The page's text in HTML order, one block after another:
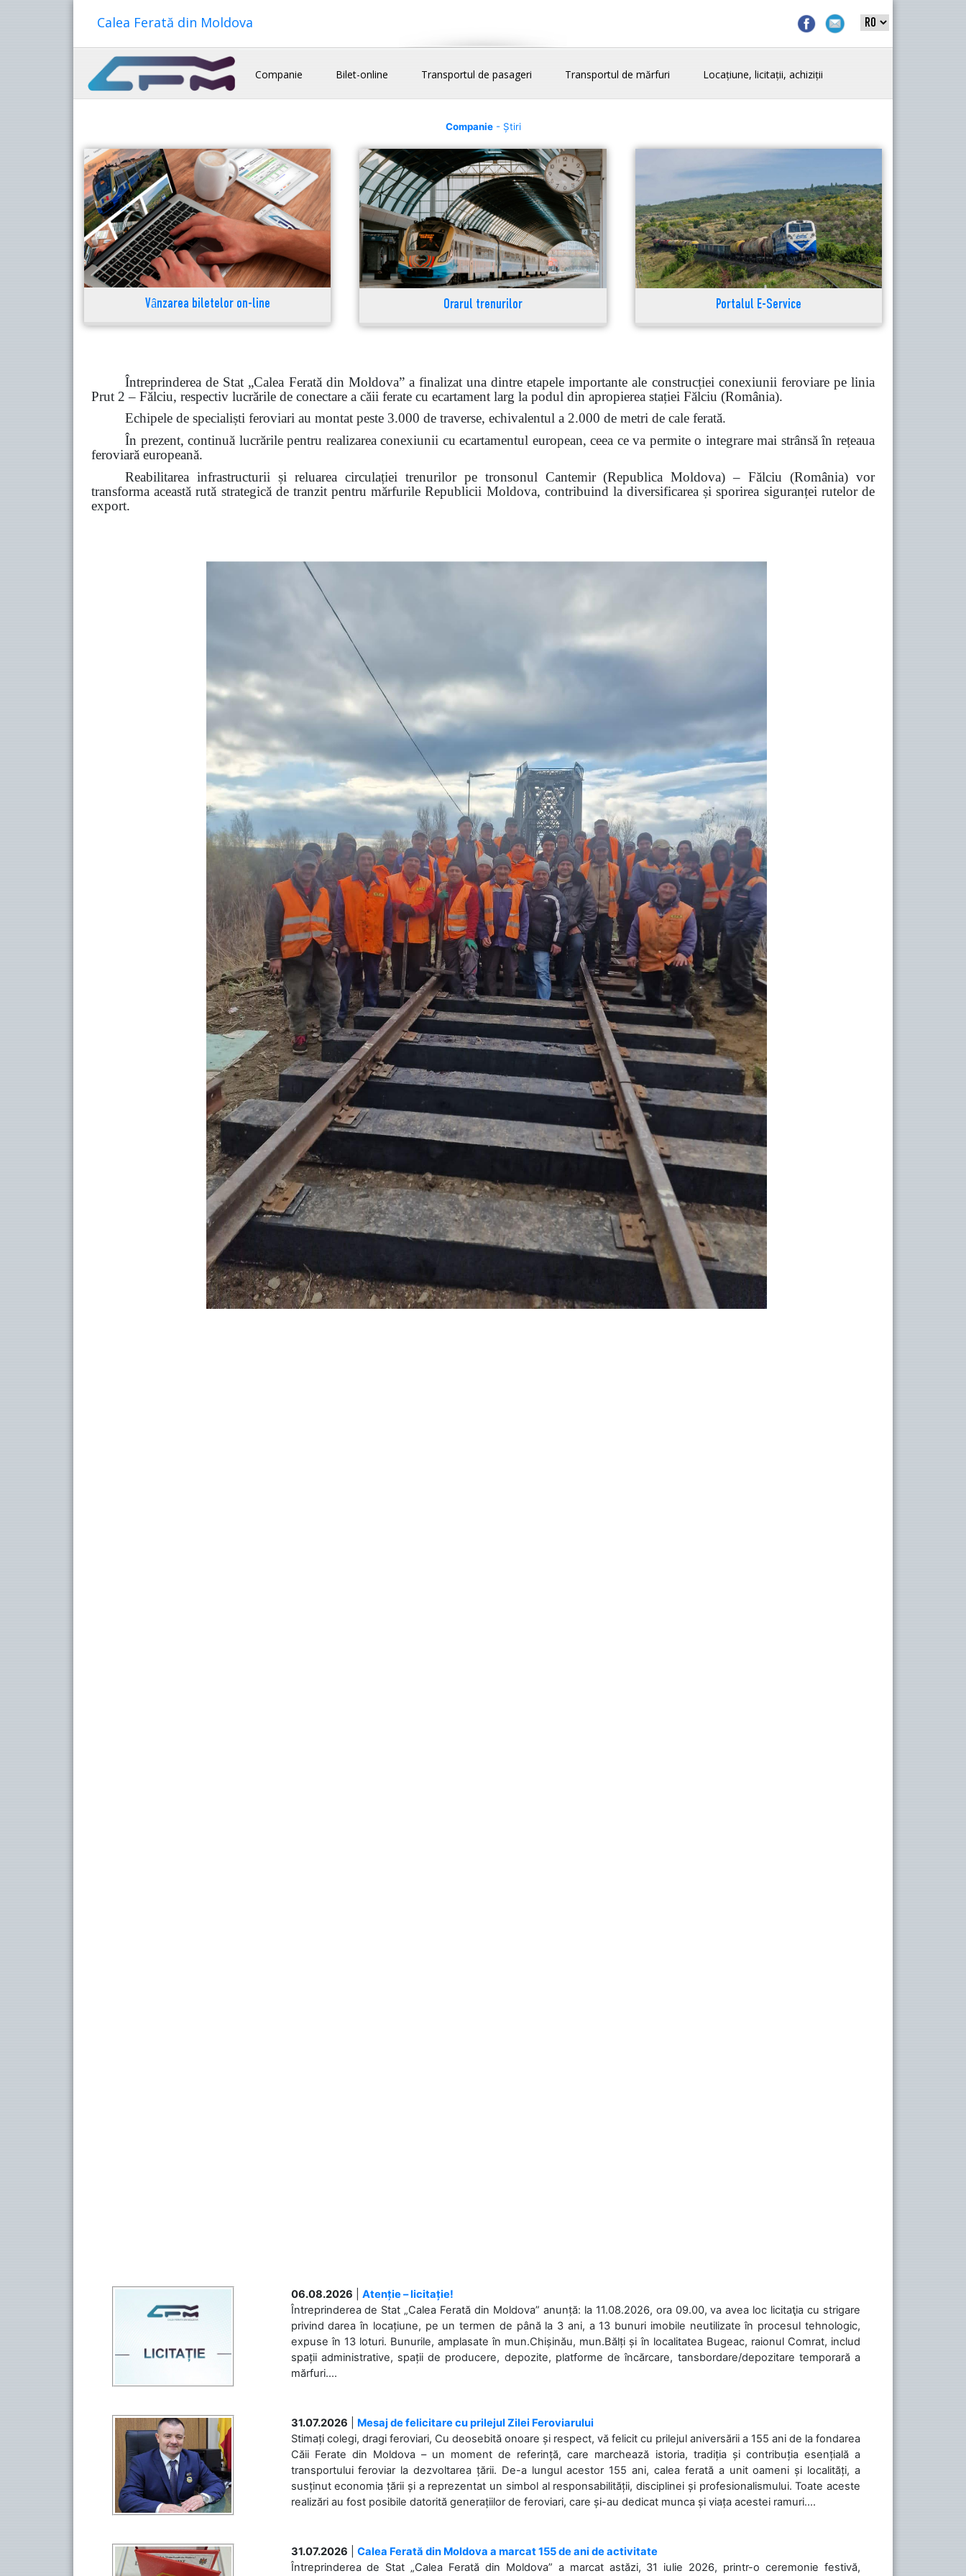
Calea Ferată din Moldova
Companie Bilet-online Transportul de pasageri Transportul de mărfuri Locațiune, licitații, achiziții
Companie- Știri
Vânzarea biletelor on-line Orarul trenurilor Portalul E-Service
Întreprinderea de Stat „Calea Ferată din Moldova” a finalizat una dintre etapele importante ale construcției conexiunii feroviare pe linia
Prut 2 – Fălciu, respectiv lucrările de conectare a căii ferate cu ecartament larg la podul din apropierea stației Fălciu (România).
Echipele de specialiști feroviari au montat peste 3.000 de traverse, echivalentul a 2.000 de metri de cale ferată.
În prezent, continuă lucrările pentru realizarea conexiunii cu ecartamentul european, ceea ce va permite o integrare mai strânsă în rețeaua
feroviară europeană.
Reabilitarea infrastructurii și reluarea circulației trenurilor pe tronsonul Cantemir (Republica Moldova) – Fălciu (România) vor
transforma această rută strategică de tranzit pentru mărfurile Republicii Moldova, contribuind la diversificarea și sporirea siguranței rutelor de
export.
06.08.2026
Atenție – licitație!
Întreprinderea de Stat „Calea Ferată din Moldova” anunță: la 11.08.2026, ora 09.00, va avea loc licitaţia cu strigare
privind darea în locațiune, pe un termen de până la 3 ani, a 13 bunuri imobile neutilizate în procesul tehnologic,
expuse în 13 loturi. Bunurile, amplasate în mun.Chișinău, mun.Bălți și în localitatea Bugeac, raionul Comrat, includ
spații administrative, spații de producere, depozite, platforme de încărcare, tansbordare/depozitare temporară a
mărfuri....
31.07.2026
Mesaj de felicitare cu prilejul Zilei Feroviarului
Stimați colegi, dragi feroviari, Cu deosebită onoare și respect, vă felicit cu prilejul aniversării a 155 ani de la fondarea
Căii Ferate din Moldova – un moment de referință, care marchează istoria, tradiția și contribuția esențială a
transportului feroviar la dezvoltarea țării. De-a lungul acestor 155 ani, calea ferată a unit oameni și localități, a
susținut economia țării și a reprezentat un simbol al responsabilității, disciplinei și profesionalismului. Toate aceste
realizări au fost posibile datorită generațiilor de feroviari, care și-au dedicat munca și viața acestei ramuri....
31.07.2026
Calea Ferată din Moldova a marcat 155 de ani de activitate
Întreprinderea de Stat „Calea Ferată din Moldova” a marcat astăzi, 31 iulie 2026, printr-o ceremonie festivă,